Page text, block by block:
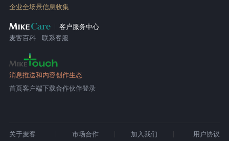
企业全场景信息收集
客户服务中心
麦客百科
联系客服
消息推送和内容创作生态
首页客户端下载合作伙伴登录
关于麦客 市场合作 加入我们 用户协议